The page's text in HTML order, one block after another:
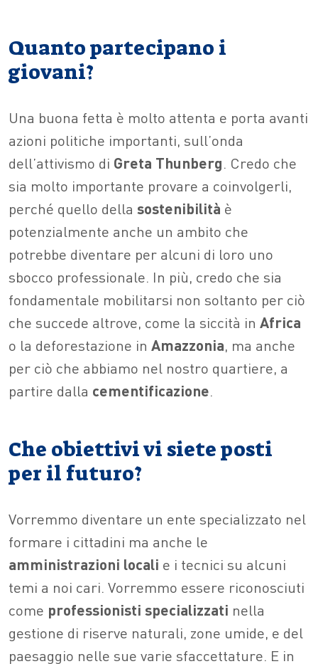
Quanto partecipano i
giovani?
Una buona fetta è molto attenta e porta avanti
azioni politiche importanti, sull’onda
dell’attivismo di Greta Thunberg. Credo che
sia molto importante provare a coinvolgerli,
perché quello della sostenibilità è
potenzialmente anche un ambito che
potrebbe diventare per alcuni di loro uno
sbocco professionale. In più, credo che sia
fondamentale mobilitarsi non soltanto per ciò
che succede altrove, come la siccità in Africa
o la deforestazione in Amazzonia, ma anche
per ciò che abbiamo nel nostro quartiere, a
partire dalla cementificazione.
Che obiettivi vi siete posti
per il futuro?
Vorremmo diventare un ente specializzato nel
formare i cittadini ma anche le
amministrazioni locali e i tecnici su alcuni
temi a noi cari. Vorremmo essere riconosciuti
come professionisti specializzati nella
gestione di riserve naturali, zone umide, e del
paesaggio nelle sue varie sfaccettature. E in